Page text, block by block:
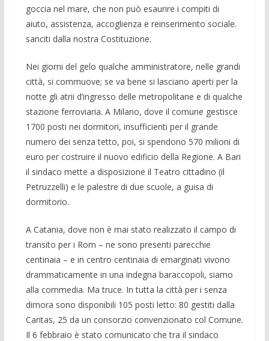
goccia nel mare, che non può esaurire i compiti di
aiuto, assistenza, accoglienza e reinserimento sociale.
sanciti dalla nostra Costituzione.
Nei giorni del gelo qualche amministratore, nelle grandi
città, si commuove; se va bene si lasciano aperti per la
notte gli atrii d’ingresso delle metropolitane e di qualche
stazione ferroviaria. A Milano, dove il comune gestisce
1700 posti nei dormitori, insufficienti per il grande
numero dei senza tetto, poi, si spendono 570 milioni di
euro per costruire il nuovo edificio della Regione. A Bari
il sindaco mette a disposizione il Teatro cittadino (il
Petruzzelli) e le palestre di due scuole, a guisa di
dormitorio.
A Catania, dove non è mai stato realizzato il campo di
transito per i Rom – ne sono presenti parecchie
centinaia – e in centro centinaia di emarginati vivono
drammaticamente in una indegna baraccopoli, siamo
alla commedia. Ma truce. In tutta la città per i senza
dimora sono disponibili 105 posti letto: 80 gestiti dalla
Caritas, 25 da un consorzio convenzionato col Comune.
Il 6 febbraio è stato comunicato che tra il sindaco